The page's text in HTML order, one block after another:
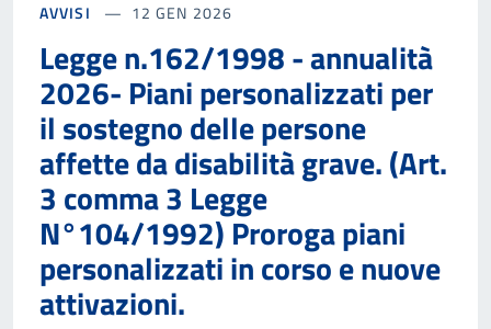
AVVISI 12 GEN 2026
Legge n.162/1998 - annualità
2026- Piani personalizzati per
il sostegno delle persone
affette da disabilità grave. (Art.
3 comma 3 Legge
N°104/1992) Proroga piani
personalizzati in corso e nuove
attivazioni.